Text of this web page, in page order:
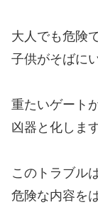
大人でも危険
子供がそばに
重たいゲート
凶器と化しま
このトラブル
危険な内容を